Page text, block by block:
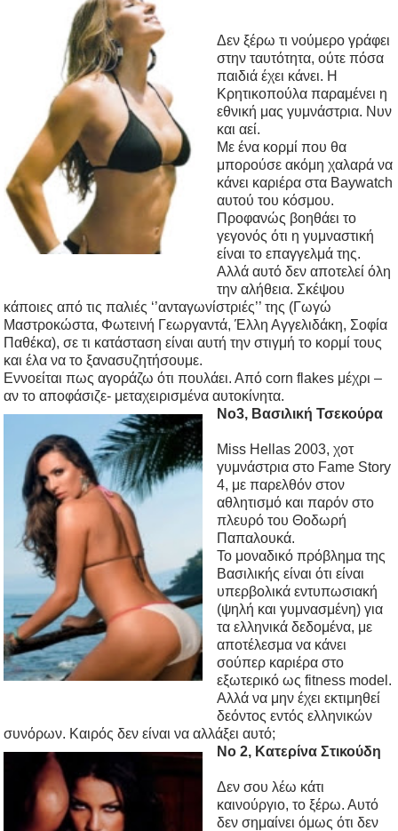
Δεν ξέρω τι νούμερο γράφει
στην ταυτότητα, ούτε πόσα
παιδιά έχει κάνει. Η
Κρητικοπούλα παραμένει η
εθνική μας γυμνάστρια. Νυν
και αεί.
Με ένα κορμί που θα
μπορούσε ακόμη χαλαρά να
κάνει καριέρα στα Baywatch
αυτού του κόσμου.
Προφανώς βοηθάει το
γεγονός ότι η γυμναστική
είναι το επαγγελμά της.
Αλλά αυτό δεν αποτελεί όλη
την αλήθεια. Σκέψου
κάποιες από τις παλιές ‘’ανταγωνίστριές’’ της (Γωγώ
Μαστροκώστα, Φωτεινή Γεωργαντά, Έλλη Αγγελιδάκη, Σοφία
Παθέκα), σε τι κατάσταση είναι αυτή την στιγμή το κορμί τους
και έλα να το ξανασυζητήσουμε.
Εννοείται πως αγοράζω ότι πουλάει. Από corn flakes μέχρι –
αν το αποφάσιζε- μεταχειρισμένα αυτοκίνητα.
No3, Βασιλική Τσεκούρα
Miss Hellas 2003, χοτ
γυμνάστρια στο Fame Story
4, με παρελθόν στον
αθλητισμό και παρόν στο
πλευρό του Θοδωρή
Παπαλουκά.
Το μοναδικό πρόβλημα της
Βασιλικής είναι ότι είναι
υπερβολικά εντυπωσιακή
(ψηλή και γυμνασμένη) για
τα ελληνικά δεδομένα, με
αποτέλεσμα να κάνει
σούπερ καριέρα στο
εξωτερικό ως fitness model.
Αλλά να μην έχει εκτιμηθεί
δεόντος εντός ελληνικών
συνόρων. Καιρός δεν είναι να αλλάξει αυτό;
No 2, Κατερίνα Στικούδη
Δεν σου λέω κάτι
καινούργιο, το ξέρω. Αυτό
δεν σημαίνει όμως ότι δεν